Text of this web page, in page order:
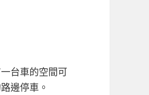
台車的空間可
邊停車。